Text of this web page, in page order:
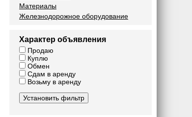
Материалы
Железнодорожное оборудование
Характер объявления
Продаю
Куплю
Обмен
Сдам в аренду
Возьму в аренду